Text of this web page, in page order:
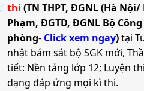
thi (TN THPT, ĐGNL (Hà
Phạm, ĐGTD, ĐGNL Bộ
phòng- Click xem ngay)tại
nhật bám sát bộ SGK mới,
tiết: Nền tảng lớp 12; Luyện
dạng đáp ứng mọi kì thi.